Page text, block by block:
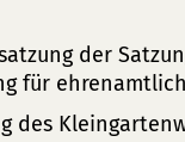
der
für
des